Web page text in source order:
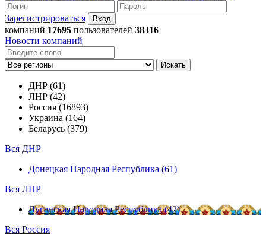
Зарегистрироваться
компаний 17695 пользователей 38316
Новости компаний
Искать
ДНР (61)
ЛНР (42)
Россия (16893)
Украина (164)
Беларусь (379)
Вся ДНР
Донецкая Народная Республика (61)
Вся ЛНР
Луганская Народная Республика (42)
Вся Россия